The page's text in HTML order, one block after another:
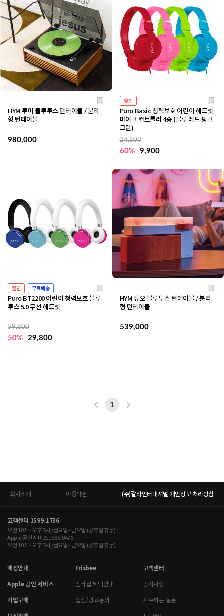
HYM 루미 블루투스 턴테이블 / 분리
형 턴테이블
980,000
할인
Puro Basic 청력보호 어린이 헤드셋
마이크 컨트롤러 4종 (블루 레드 핑크
그린)
24,800
60% 9,900
할인 무료배송
Puro BT2200 어린이 청력보호 블루
투스 5.0 무선 헤드셋
59,800
50% 29,800
HYM 듀오 블루투스 턴테이블 / 분리
형 턴테이블
539,000
1
회사소개 이용약관 (주)갈라인터내셔널 개인정보 처리방침
고객센터 1599-1736
오전 10시 - 오후 5시 /월요일 - 금요일 (공휴일 휴무)
Apple 공인 서비스 1688-0476
오전 10시 - 오후 5시 /월요일 - 금요일 (공휴일 휴무)
매장안내
Apple 공인 서비스
기업구매
Frisbee
멤버십 혜택안내
입점/광고문의
고객센터
공지사항
자주하는 질문